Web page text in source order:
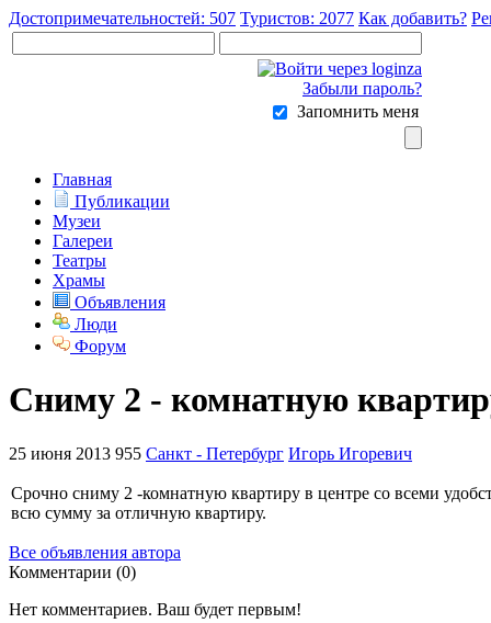
Достопримечательностей: 507 Туристов: 2077 Как добавить?
Забыли пароль?
Запомнить меня
Главная
Публикации
Музеи
Галереи
Театры
Храмы
Объявления
Люди
Форум
Сниму 2 - комнатную
25 июня 2013 955 Санкт - Петербург Игорь Игоревич
Срочно сниму 2 -комнатную квартиру в центре со всеми
всю сумму за отличную квартиру.
Все объявления автора
Комментарии (0)
Нет комментариев. Ваш будет первым!